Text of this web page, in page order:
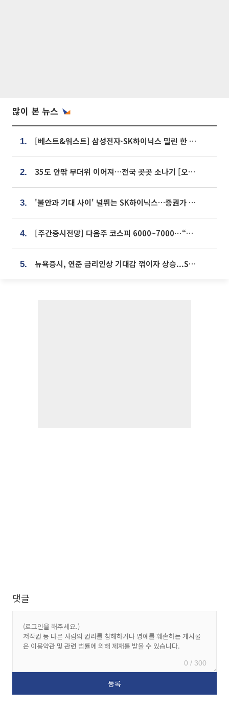
많이 본 뉴스
1. [베스트&워스트] 삼성전자·SK하이닉스 밀린 한 주…상상인증권은 85% 급등
2. 35도 안팎 무더위 이어져…전국 곳곳 소나기 [오늘 날씨]
3. '불안과 기대 사이' 널뛰는 SK하이닉스…증권가 "HBM4·LTA 기반 펀터멘털 견고"
4. [주간증시전망] 다음주 코스피 6000~7000⋯“外人 수급은 정책이 변수”
5. 뉴욕증시, 연준 금리인상 기대감 꺾이자 상승...S&P500 사상 최고치 [종합]
댓글
0 / 300